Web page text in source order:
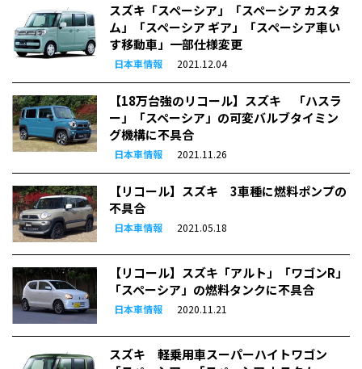
スズキ「スペーシア」「スペーシア カスタ
ム」「スペーシア ギア」「スペーシア車い
す移動車」一部仕様変更
日本車情報 2021.12.04
【18万台強のリコール】スズキ 「ハスラ
ー」「スペーシア」の可変バルブタイミン
グ機構に不具合
日本車情報 2021.11.26
【リコール】スズキ 3車種に燃料ポンプの
不具合
日本車情報 2021.05.18
【リコール】スズキ「アルト」「ワゴンR」
「スペーシア」の燃料タンクに不具合
日本車情報 2020.11.21
スズキ 軽乗用車スーパーハイトワゴン